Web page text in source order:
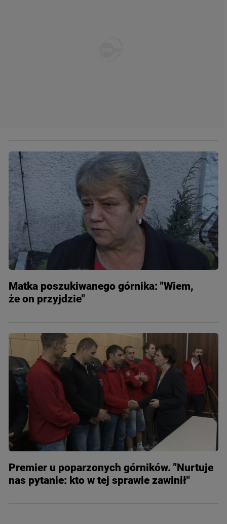
Matka poszukiwanego górnika: "Wiem,
że on przyjdzie"
Premier u poparzonych górników. "Nurtuje
nas pytanie: kto w tej sprawie zawinił"